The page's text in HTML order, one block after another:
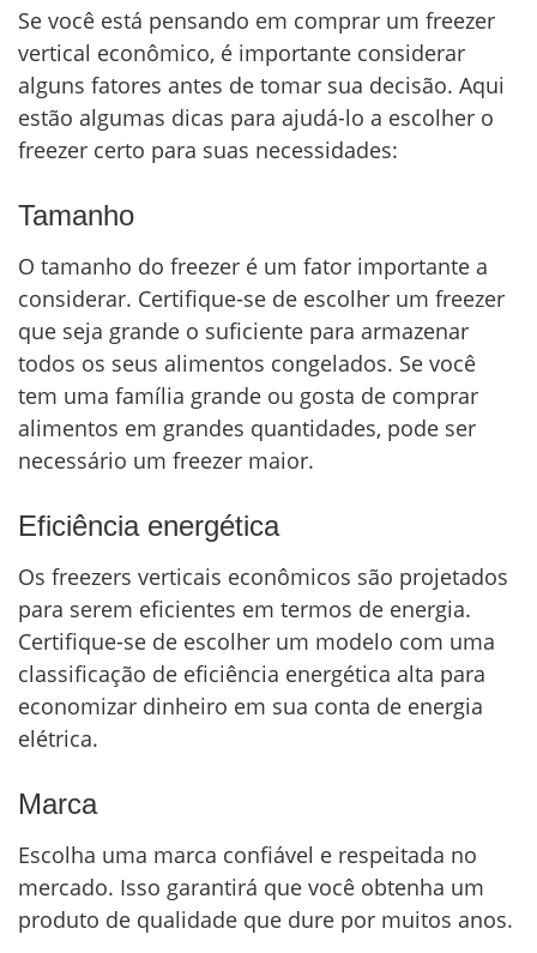
Se você está pensando em comprar um freezer
vertical econômico, é importante considerar
alguns fatores antes de tomar sua decisão. Aqui
estão algumas dicas para ajudá-lo a escolher o
freezer certo para suas necessidades:
Tamanho
O tamanho do freezer é um fator importante a
considerar. Certifique-se de escolher um freezer
que seja grande o suficiente para armazenar
todos os seus alimentos congelados. Se você
tem uma família grande ou gosta de comprar
alimentos em grandes quantidades, pode ser
necessário um freezer maior.
Eficiência energética
Os freezers verticais econômicos são projetados
para serem eficientes em termos de energia.
Certifique-se de escolher um modelo com uma
classificação de eficiência energética alta para
economizar dinheiro em sua conta de energia
elétrica.
Marca
Escolha uma marca confiável e respeitada no
mercado. Isso garantirá que você obtenha um
produto de qualidade que dure por muitos anos.